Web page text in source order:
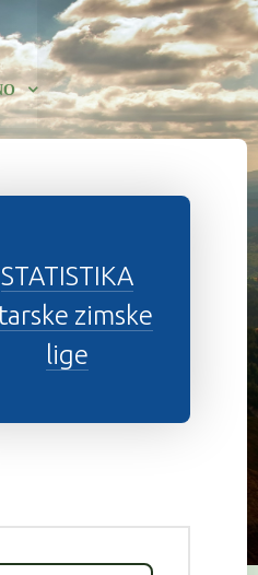
STATISTIKA
zimske
lige